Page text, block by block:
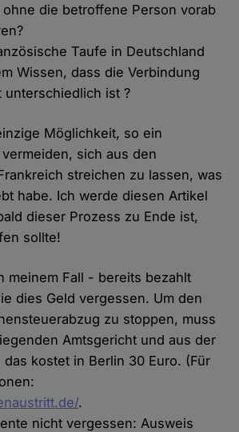
die betroffene Person vorab
Taufe in Deutschland
Wissen, dass die Verbindung
unterschiedlich ist ?
Möglichkeit, so ein
sich aus den
streichen zu lassen, was
habe. Ich werde diesen Artikel
dieser Prozess zu Ende ist,
sollte!
meinem Fall - bereits bezahlt
dies Geld vergessen. Um den
zu stoppen, muss
Amtsgericht und aus der
kostet in Berlin 30 Euro. (Für
.
nicht vergessen: Ausweis